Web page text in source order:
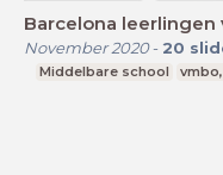
Barcelona
November 2020- 20
Middelbare school